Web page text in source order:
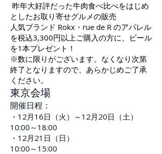
昨年大好評だった牛肉食べ比べをはじめ
としたお取り寄せグルメの販売
人気ブランド Rokx・rue de R のアパレル
を税込3,300円以上ご購入の方に、ビール
を1本プレゼント！
※数に限りがございます。なくなり次第
終了となりますので、あらかじめご了承
ください。
東京会場
開催日程：
・12月16日（火）～12月20日（土）
10:00～18:00
・12月21日（日）
10:00～15:00